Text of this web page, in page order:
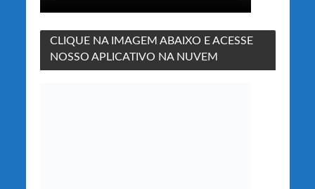
CLIQUE NA IMAGEM ABAIXO E ACESSE
NOSSO APLICATIVO NA NUVEM